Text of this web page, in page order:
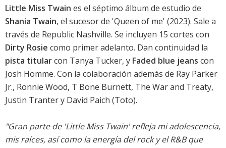
Little Miss Twain es el séptimo álbum de estudio de
Shania Twain, el sucesor de 'Queen of me' (2023). Sale a
través de Republic Nashville. Se incluyen 15 cortes con
Dirty Rosie como primer adelanto. Dan continuidad la
pista titularcon Tanya Tucker, y Faded blue jeans con
Josh Homme. Con la colaboración además de Ray Parker
Jr., Ronnie Wood, T Bone Burnett, The War and Treaty,
Justin Tranter y David Paich (Toto).
"Gran parte de 'Little Miss Twain' refleja mi adolescencia,
mis raíces, así como la energía del rock y el R&B que